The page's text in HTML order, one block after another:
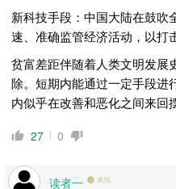
新科技手段：中国大陆在鼓吹
速、准确监管经济活动，以打
贫富差距伴随着人类文明发展
除。短期内能通过一定手段进
内似乎在改善和恶化之间来回
27 0
读者一 离线